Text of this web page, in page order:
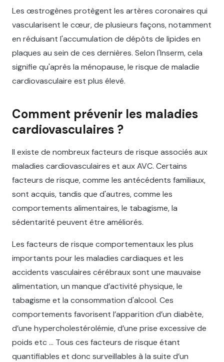
Les œstrogènes protègent les artères coronaires qui
vascularisent le cœur, de plusieurs façons, notamment
en réduisant l'accumulation de dépôts de lipides en
plaques au sein de ces dernières. Selon l'Inserm, cela
signifie qu'après la ménopause, le risque de maladie
cardiovasculaire est plus élevé.
Comment prévenir les maladies
cardiovasculaires ?
Il existe de nombreux facteurs de risque associés aux
maladies cardiovasculaires et aux AVC. Certains
facteurs de risque, comme les antécédents familiaux,
sont acquis, tandis que d'autres, comme les
comportements alimentaires, le tabagisme, la
sédentarité peuvent être améliorés.
Les facteurs de risque comportementaux les plus
importants pour les maladies cardiaques et les
accidents vasculaires cérébraux sont une mauvaise
alimentation, un manque d’activité physique, le
tabagisme et la consommation d'alcool. Ces
comportements favorisent l’apparition d’un diabète,
d’une hypercholestérolémie, d’une prise excessive de
poids etc … Tous ces facteurs de risque étant
quantifiables et donc surveillables à la suite d’un